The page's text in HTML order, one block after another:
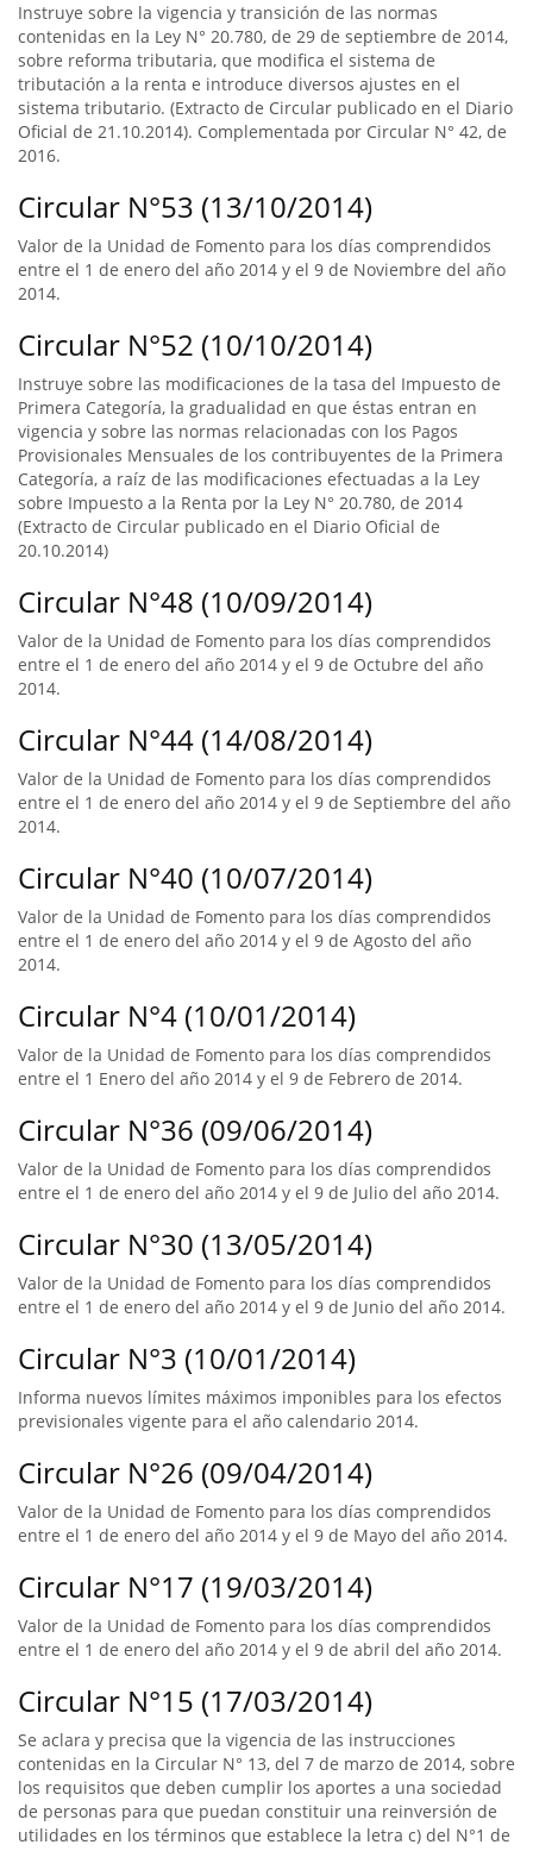
Instruye sobre la vigencia y transición de las normas
contenidas en la Ley N° 20.780, de 29 de septiembre de 2014,
sobre reforma tributaria, que modifica el sistema de
tributación a la renta e introduce diversos ajustes en el
sistema tributario. (Extracto de Circular publicado en el Diario
Oficial de 21.10.2014). Complementada por Circular N° 42, de
2016.
Circular N°53 (13/10/2014)
Valor de la Unidad de Fomento para los días comprendidos
entre el 1 de enero del año 2014 y el 9 de Noviembre del año
2014.
Circular N°52 (10/10/2014)
Instruye sobre las modificaciones de la tasa del Impuesto de
Primera Categoría, la gradualidad en que éstas entran en
vigencia y sobre las normas relacionadas con los Pagos
Provisionales Mensuales de los contribuyentes de la Primera
Categoría, a raíz de las modificaciones efectuadas a la Ley
sobre Impuesto a la Renta por la Ley N° 20.780, de 2014
(Extracto de Circular publicado en el Diario Oficial de
20.10.2014)
Circular N°48 (10/09/2014)
Valor de la Unidad de Fomento para los días comprendidos
entre el 1 de enero del año 2014 y el 9 de Octubre del año
2014.
Circular N°44 (14/08/2014)
Valor de la Unidad de Fomento para los días comprendidos
entre el 1 de enero del año 2014 y el 9 de Septiembre del año
2014.
Circular N°40 (10/07/2014)
Valor de la Unidad de Fomento para los días comprendidos
entre el 1 de enero del año 2014 y el 9 de Agosto del año
2014.
Circular N°4 (10/01/2014)
Valor de la Unidad de Fomento para los días comprendidos
entre el 1 Enero del año 2014 y el 9 de Febrero de 2014.
Circular N°36 (09/06/2014)
Valor de la Unidad de Fomento para los días comprendidos
entre el 1 de enero del año 2014 y el 9 de Julio del año 2014.
Circular N°30 (13/05/2014)
Valor de la Unidad de Fomento para los días comprendidos
entre el 1 de enero del año 2014 y el 9 de Junio del año 2014.
Circular N°3 (10/01/2014)
Informa nuevos límites máximos imponibles para los efectos
previsionales vigente para el año calendario 2014.
Circular N°26 (09/04/2014)
Valor de la Unidad de Fomento para los días comprendidos
entre el 1 de enero del año 2014 y el 9 de Mayo del año 2014.
Circular N°17 (19/03/2014)
Valor de la Unidad de Fomento para los días comprendidos
entre el 1 de enero del año 2014 y el 9 de abril del año 2014.
Circular N°15 (17/03/2014)
Se aclara y precisa que la vigencia de las instrucciones
contenidas en la Circular N° 13, del 7 de marzo de 2014, sobre
los requisitos que deben cumplir los aportes a una sociedad
de personas para que puedan constituir una reinversión de
utilidades en los términos que establece la letra c) del N°1 de